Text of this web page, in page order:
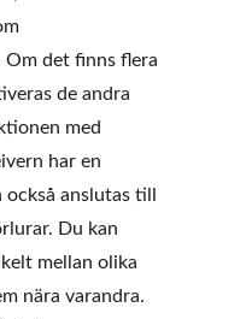
det finns flera
de andra
med
har en
anslutas till
Du kan
mellan olika
nära varandra.